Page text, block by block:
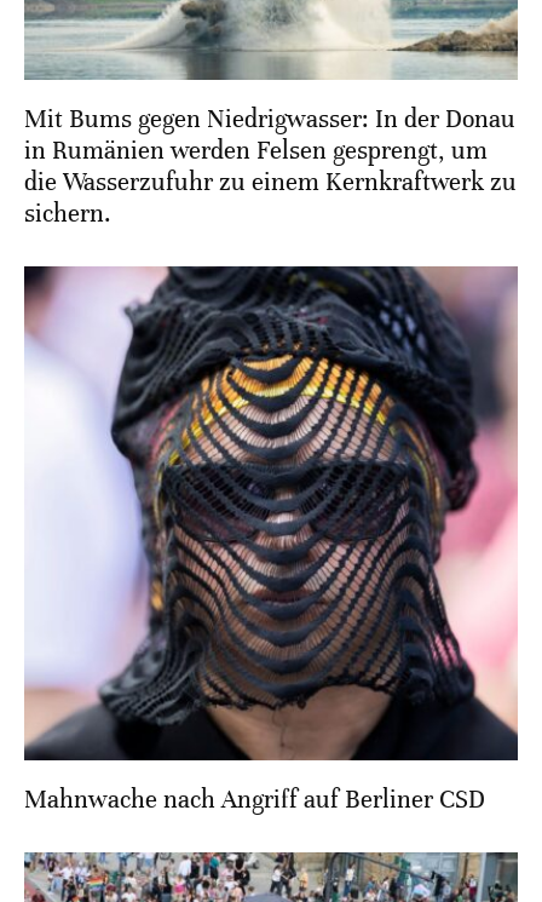
Mit Bums gegen Niedrigwasser: In der Donau
in Rumänien werden Felsen gesprengt, um
die Wasserzufuhr zu einem Kernkraftwerk zu
sichern.
Mahnwache nach Angriff auf Berliner CSD